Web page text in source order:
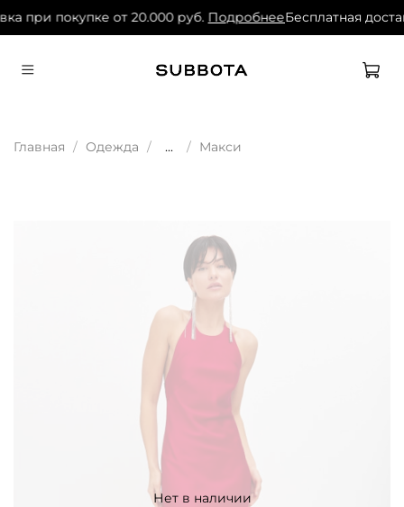
при покупке от 20.000 руб. ПодробнееБесплатная
Главная Одежда ... Макси
Нет в наличии